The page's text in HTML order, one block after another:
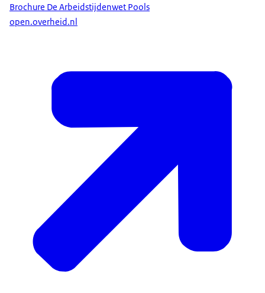
Brochure De Arbeidstijdenwet Pools
open.overheid.nl